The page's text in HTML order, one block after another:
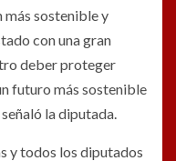
más sostenible y
con una gran
deber proteger
futuro más sostenible
la diputada.
y todos los diputados